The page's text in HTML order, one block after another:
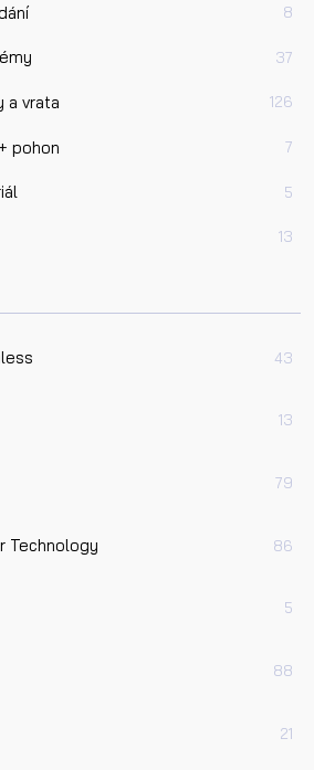
8
37
a vrata 126
pohon 7
5
13
43
13
79
Technology 86
5
88
21